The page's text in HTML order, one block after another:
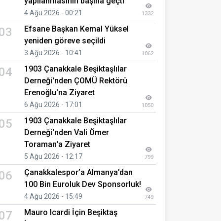
4 Ağu 2026 - 00:21 1332
Efsane Başkan Kemal Yüksel
yeniden göreve seçildi
3 Ağu 2026 - 10:41 1062
1903 Çanakkale Beşiktaşlılar
Derneği'nden ÇOMÜ Rektörü
Erenoğlu'na Ziyaret
6 Ağu 2026 - 17:01 1050
1903 Çanakkale Beşiktaşlılar
Derneği'nden Vali Ömer
Toraman'a Ziyaret
5 Ağu 2026 - 12:17 799
Çanakkalespor’a Almanya’dan
100 Bin Euroluk Dev Sponsorluk!
4 Ağu 2026 - 15:49 749
Mauro Icardi İçin Beşiktaş